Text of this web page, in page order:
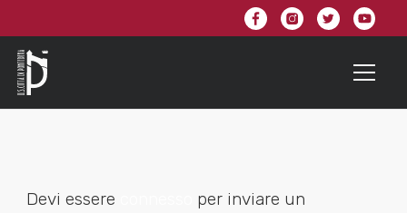
Devi essere
per inviare un